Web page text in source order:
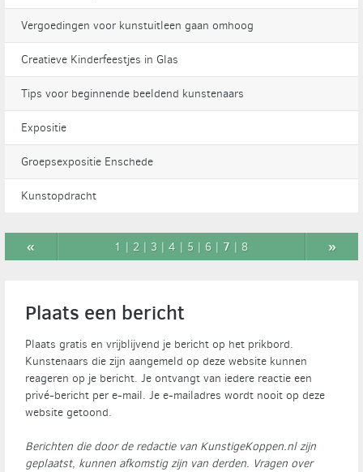
Vergoedingen voor kunstuitleen gaan omhoog
Creatieve Kinderfeestjes in Glas
Tips voor beginnende beeldend kunstenaars
Expositie
Groepsexpositie Enschede
Kunstopdracht
« 1 | 2 | 3 |4 | 5 | 6 | 7 | 8 »
Plaats een bericht
Plaats gratis en vrijblijvend je bericht op het prikbord.
Kunstenaars die zijn aangemeld op deze website kunnen
reageren op je bericht. Je ontvangt van iedere reactie een
privé-bericht per e-mail. Je e-mailadres wordt nooit op deze
website getoond.
Berichten die door de redactie van KunstigeKoppen.nl zijn
geplaatst, kunnen afkomstig zijn van derden. Vragen over